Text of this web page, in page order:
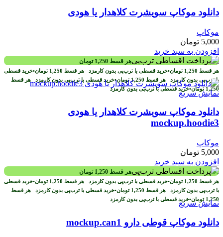
دانلود موکاپ سویشرت کلاهدار یا هودی
موکاپ
5,000 تومان
افزودن به سبد خرید
هر قسط 1,250 تومان
هر قسط 1,250 تومان•خرید قسطی با ترب‌پی بدون کارمزد هر قسط 1,250 تومان•خرید قسطی
با ترب‌پی بدون کارمزد هر قسط 1,250 تومان•خرید قسطی با ترب‌پی بدون کارمزد هر قسط
1,250 تومان•خرید قسطی با ترب‌پی بدون کارمزدنمایش سریع
دانلود موکاپ سویشرت کلاهدار یا هودی
mockup.hoodie3
موکاپ
5,000 تومان
افزودن به سبد خرید
هر قسط 1,250 تومان
هر قسط 1,250 تومان•خرید قسطی با ترب‌پی بدون کارمزد هر قسط 1,250 تومان•خرید قسطی
با ترب‌پی بدون کارمزد هر قسط 1,250 تومان•خرید قسطی با ترب‌پی بدون کارمزد هر قسط
1,250 تومان•خرید قسطی با ترب‌پی بدون کارمزدنمایش سریع
دانلود موکاپ قوطی دارو mockup.can1